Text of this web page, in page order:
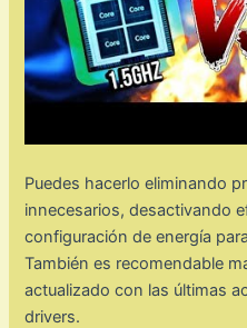
Puedes hacerlo eliminando
innecesarios, desactivando
configuración de energía
También es recomendable
actualizado con las últimas
drivers.